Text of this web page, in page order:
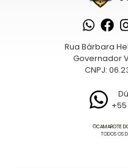
Rua Bárbara
Governador
CNPJ:
+55
©CAMAROTE
TODOS OS